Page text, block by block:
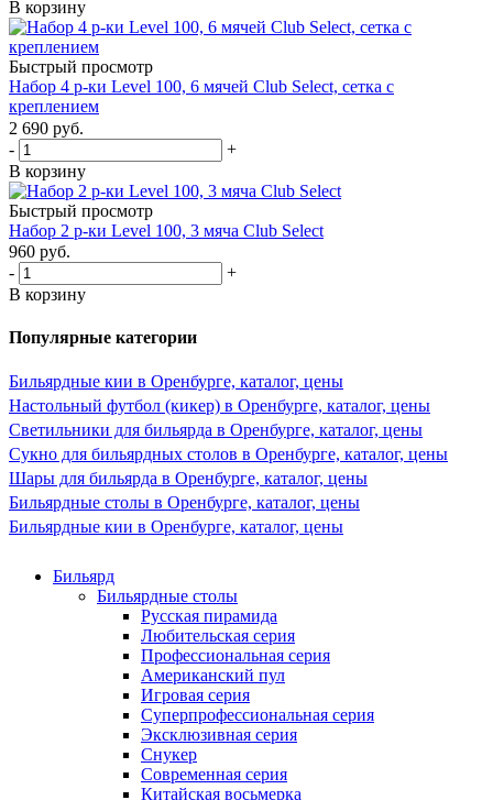
В корзину
Быстрый просмотр
Набор 4 р-ки Level 100, 6 мячей Club Select, сетка с
креплением
2 690 руб.
-
+
В корзину
Быстрый просмотр
Набор 2 р-ки Level 100, 3 мяча Club Select
960 руб.
-
+
В корзину
Популярные категории
Бильярдные кии в Оренбурге, каталог, цены
Настольный футбол (кикер) в Оренбурге, каталог, цены
Светильники для бильярда в Оренбурге, каталог, цены
Сукно для бильярдных столов в Оренбурге, каталог, цены
Шары для бильярда в Оренбурге, каталог, цены
Бильярдные столы в Оренбурге, каталог, цены
Бильярдные кии в Оренбурге, каталог, цены
Бильярд
Бильярдные столы
Русская пирамида
Любительская серия
Профессиональная серия
Американский пул
Игровая серия
Суперпрофессиональная серия
Эксклюзивная серия
Снукер
Современная серия
Китайская восьмерка